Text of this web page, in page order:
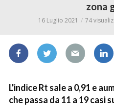
zona
16 Luglio 2021 74
L'indice Rt sale a 0,91 e
che passa da 11 a 19 casi